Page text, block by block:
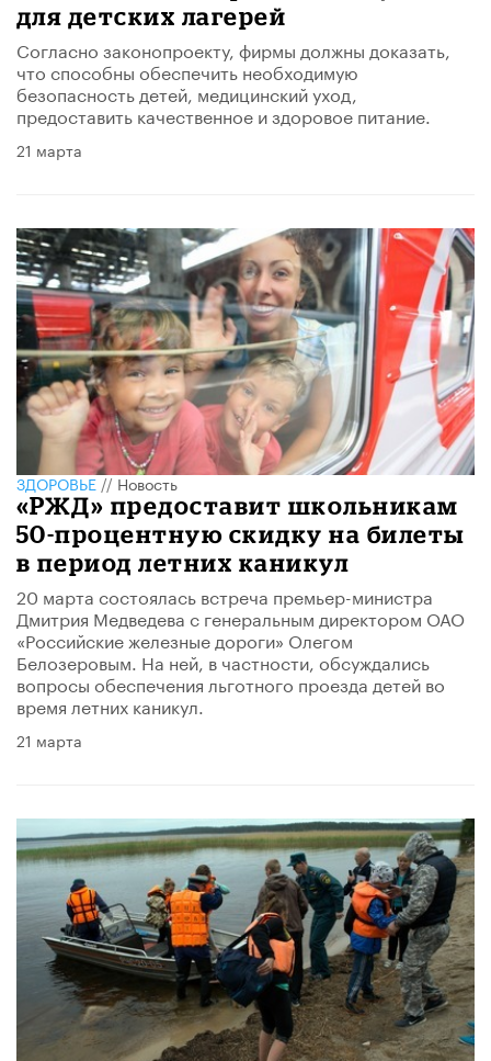
для детских лагерей
Согласно законопроекту, фирмы должны доказать,
что способны обеспечить необходимую
безопасность детей, медицинский уход,
предоставить качественное и здоровое питание.
21 марта
ЗДОРОВЬЕ//Новость
«РЖД» предоставит школьникам
50-процентную скидку на билеты
в период летних каникул
20 марта состоялась встреча премьер-министра
Дмитрия Медведева с генеральным директором ОАО
«Российские железные дороги» Олегом
Белозеровым. На ней, в частности, обсуждались
вопросы обеспечения льготного проезда детей во
время летних каникул.
21 марта